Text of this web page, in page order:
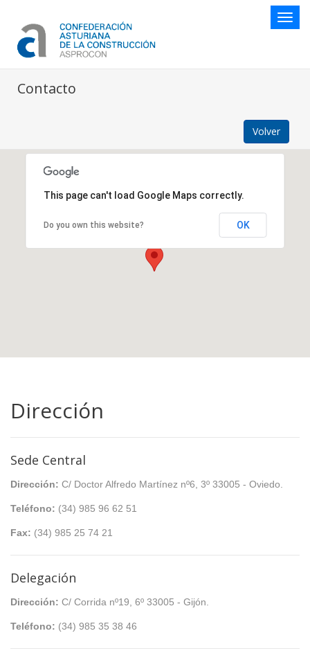
Botón
Contacto
Volver
This page can't load Google Maps correctly.
Do you own this website? OK
Dirección
Sede Central
Dirección: C/ Doctor Alfredo Martínez nº6, 3º 33005 - Oviedo.
Teléfono: (34) 985 96 62 51
Fax: (34) 985 25 74 21
Delegación
Dirección: C/ Corrida nº19, 6º 33005 - Gijón.
Teléfono: (34) 985 35 38 46